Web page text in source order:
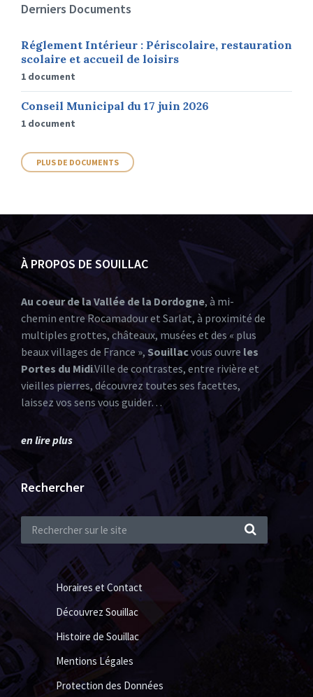
Derniers Documents
Réglement Intérieur : Périscolaire, restauration
scolaire et accueil de loisirs
1 document
Conseil Municipal du 17 juin 2026
1 document
PLUS DE DOCUMENTS
À PROPOS DE SOUILLAC
Au coeur de la Vallée de la Dordogne, à mi-
chemin entre Rocamadour et Sarlat, à proximité de
multiples grottes, châteaux, musées et des « plus
beaux villages de France », Souillacvous ouvre les
Portes du Midi.Ville de contrastes, entre rivière et
vieilles pierres, découvrez toutes ses facettes,
laissez vos sens vous guider…
en lire plus
Rechercher
Horaires et Contact
Découvrez Souillac
Histoire de Souillac
Mentions Légales
Protection des Données